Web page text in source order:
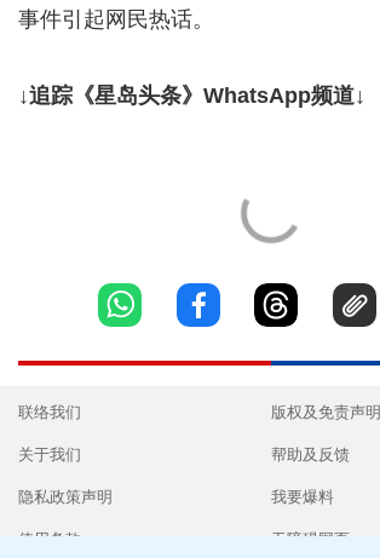
事件引起网民热话。
↓追踪《星岛头条》WhatsApp频道↓
联络我们
关于我们
隐私政策声明
使用条款
版权及免责声明
帮助及反馈
我要爆料
无障碍网页